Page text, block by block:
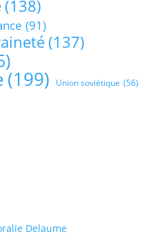
(138)
(91)
(137)
(199) Union soviétique (56)
Delaume